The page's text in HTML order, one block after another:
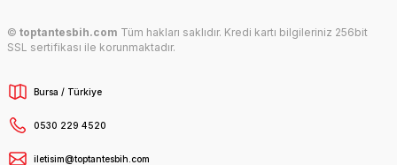
© toptantesbih.com Tüm hakları saklıdır. Kredi kartı bilgileriniz 256bit
SSL sertifikası ile korunmaktadır.
Bursa / Türkiye
0530 229 4520
iletisim@toptantesbih.com